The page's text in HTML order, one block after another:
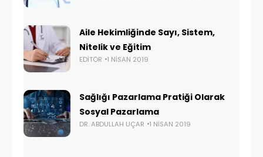
Aile Hekimliğinde Sayı, Sistem,
Nitelik ve Eğitim
EDITÖR 1 NISAN 2019
Sağlığı Pazarlama Pratiği Olarak
Sosyal Pazarlama
DR. ABDULLAH UÇAR 1 NISAN 2019